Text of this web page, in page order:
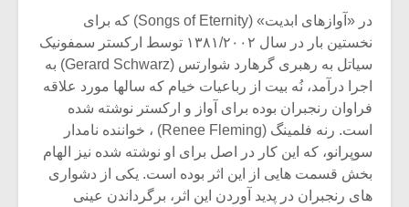
در «آوازهای ابدیت» (Songs of Eternity) که برای
نخستین بار در سال ۱۳۸۱/۲۰۰۲ توسط ارکستر سمفونیک
سیاتل به رهبری گرهارد شوارتس (Gerard Schwarz) به
اجرا درآمد، نُه بیت از رباعیات خیام که سالها مورد علاقه
فراوان رنجبران بوده برای آواز و ارکستر نوشته شده
است. رنه فلمینگ (Renee Fleming) ، خواننده نامدار
سوپرانو، که این کار در اصل برای او نوشته شده نیز الهام
بخش قسمت هایی از این اثر بوده است. یکی از دشواری
های رنجبران در پدید آوردن این اثر، برگرداندن عینی